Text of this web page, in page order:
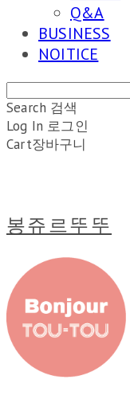
Q&A
BUSINESS
NOITICE
Search 검색
Log In 로그인
Cart장바구니
봉쥬르뚜뚜